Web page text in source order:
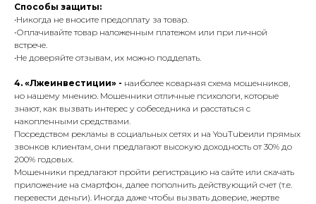
Способы защиты:
•Никогда не вносите предоплату за товар.
•Оплачивайте товар наложенным платежом или при личной
встрече.
•Не доверяйте отзывам, их можно подделать.
4. «Лжеинвестиции» - наиболее коварная схема мошенников,
но нашему мнению. Мошенники отличные психологи, которые
знают, как вызвать интерес у собеседника и расстаться с
накопленными средствами.
Посредством рекламы в социальных сетях и на YouTubeили прямых
звонков клиентам, они предлагают высокую доходность от 30% до
200% годовых.
Мошенники предлагают пройти регистрацию на сайте или скачать
приложение на смартфон, далее пополнить действующий счет (т.е.
перевести деньги). Иногда даже чтобы вызвать доверие, жертве